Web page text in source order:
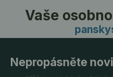
Vaše
Nepropásněte